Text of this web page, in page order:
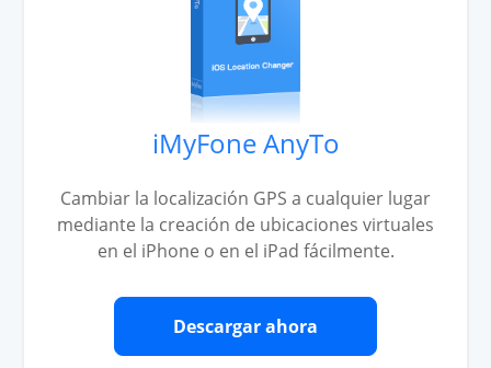
iMyFone AnyTo
Cambiar la localización GPS a cualquier lugar
mediante la creación de ubicaciones virtuales
en el iPhone o en el iPad fácilmente.
Descargar ahora